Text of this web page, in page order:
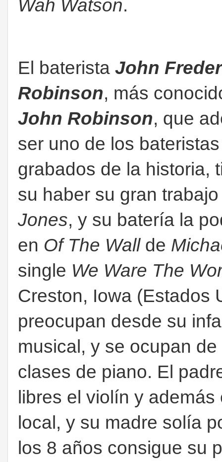
Wah Watson.
El baterista John
Robinson, más
John Robinson, que
ser uno de los
grabados de la historia,
su haber su gran
Jones, y su batería la
en Of The Wallde
single We Ware The
Creston, Iowa (Estados
preocupan desde su
musical, y se ocupan
clases de piano. El
libres el violín y
local, y su madre solía
los 8 años consigue su